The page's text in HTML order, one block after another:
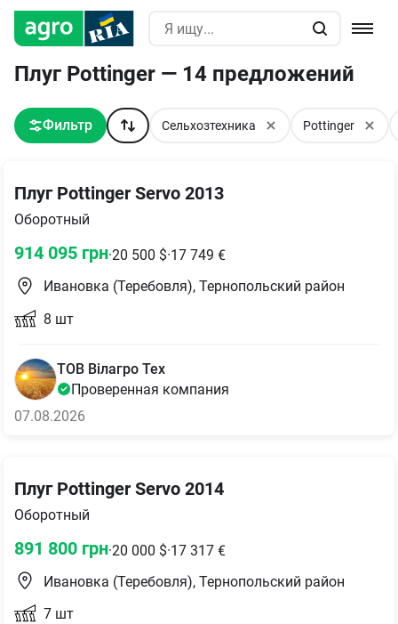
Плуг Pottinger — 14 предложений
Фильтр Сельхозтехника Pottinger
Плуг Pottinger Servo 2013
Оборотный
914 095 грн·20 500 $·17 749 €
Ивановка (Теребовля), Тернопольский район
8 шт
ТОВ Вілагро Тех
Проверенная компания
07.08.2026
Плуг Pottinger Servo 2014
Оборотный
891 800 грн·20 000 $·17 317 €
Ивановка (Теребовля), Тернопольский район
7 шт